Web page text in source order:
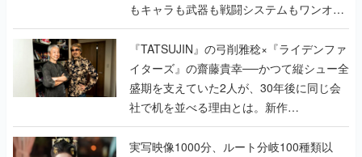
もキャラも武器も戦闘システムもワンオフ
で作り込まれた理由を両ディレクターに聞
く
『TATSUJIN』の弓削雅稔×『ライデンファ
イターズ』の齋藤貴幸──かつて縦シュー全
盛期を支えていた2人が、30年後に同じ会
社で机を並べる理由とは。新作
『TATSUJIN EXTREME』で初タッグを組
んだレジェンド2人に訊く開発秘話
実写映像1000分、ルート分岐100種類以